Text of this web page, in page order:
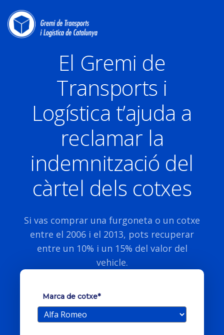
El Gremi de
Transports i
Logística t’ajuda a
reclamar la
indemnització del
càrtel dels cotxes
Si vas comprar una furgoneta o un cotxe
entre el 2006 i el 2013, pots recuperar
entre un 10% i un 15% del valor del
vehicle.
Marca de cotxe*